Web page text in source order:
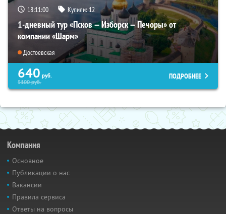
18:10:58 Купили:12
1-дневный тур «Псков — Изборск — Печоры» от
компании «Шарм»
Достоевская
640 руб.
5100руб.
ПОДРОБНЕЕ
Компания
Основное
Публикации о нас
Вакансии
Правила сервиса
Ответы на вопросы